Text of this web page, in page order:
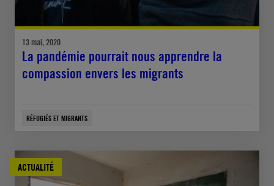
13 mai, 2020
La pandémie pourrait nous apprendre la
compassion envers les migrants
RÉFUGIÉS ET MIGRANTS
ACTUALITÉ